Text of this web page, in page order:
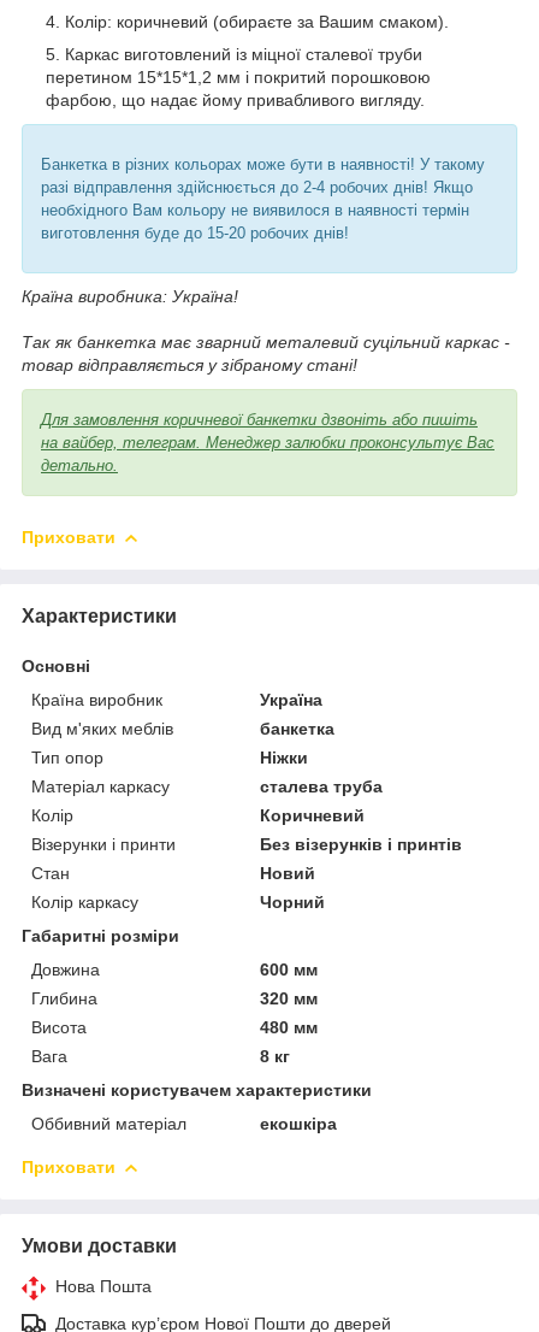
Колір: коричневий (обираєте за Вашим смаком).
Каркас виготовлений із міцної сталевої труби
перетином 15*15*1,2 мм і покритий порошковою
фарбою, що надає йому привабливого вигляду.
Банкетка в різних кольорах може бути в наявності! У такому
разі відправлення здійснюється до 2-4 робочих днів! Якщо
необхідного Вам кольору не виявилося в наявності термін
виготовлення буде до 15-20 робочих днів!
Країна виробника: Україна!
Так як банкетка має зварний металевий суцільний каркас -
товар відправляється у зібраному стані!
Для замовлення коричневої банкетки дзвоніть або пишіть
на вайбер, телеграм. Менеджер залюбки проконсультує Вас
детально.
Приховати
Характеристики
Основні
Країна виробник
Україна
Вид м'яких меблів
банкетка
Тип опор
Ніжки
Матеріал каркасу
сталева труба
Колір
Коричневий
Візерунки і принти
Без візерунків і принтів
Стан
Новий
Колір каркасу
Чорний
Габаритні розміри
Довжина
600 мм
Глибина
320 мм
Висота
480 мм
Вага
8 кг
Визначені користувачем характеристики
Оббивний матеріал
екошкіра
Приховати
Умови доставки
Нова Пошта
Доставка кур’єром Нової Пошти до дверей